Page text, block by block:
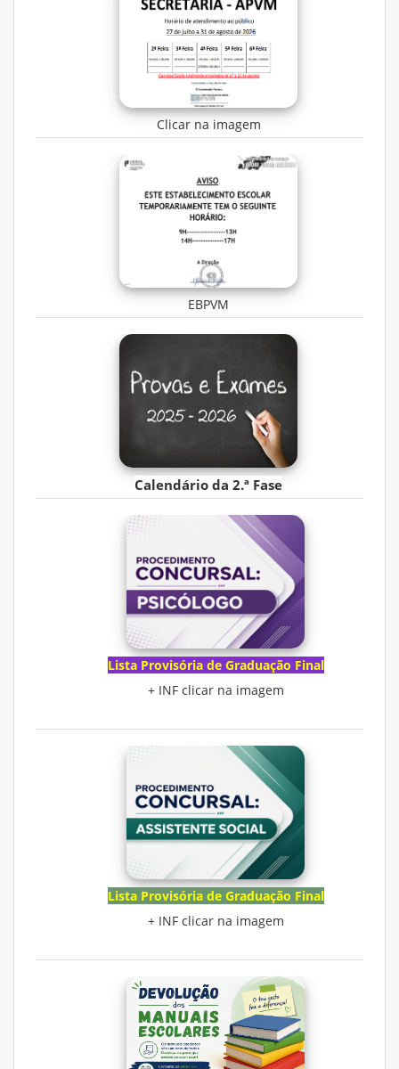
Clicar na imagem
EBPVM
Calendário da 2.ª Fase
Lista Provisória de Graduação Final
+ INF clicar na imagem
Lista Provisória de Graduação Final
+ INF clicar na imagem